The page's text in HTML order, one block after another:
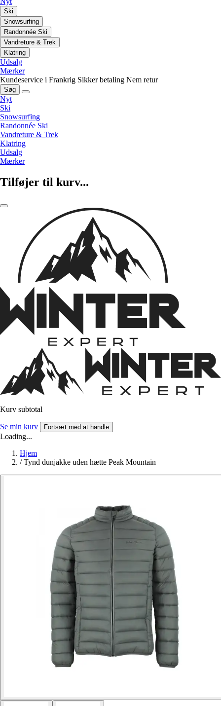
Ski
Snowsurfing
Randonnée Ski
Vandreture & Trek
Klatring
Udsalg
Mærker
Kundeservice i Frankrig Sikker betaling Nem retur
Søg
Nyt
Ski
Snowsurfing
Randonnée Ski
Vandreture & Trek
Klatring
Udsalg
Mærker
Tilføjer til kurv...
Kurv subtotal
Se min kurv Fortsæt med at handle
Loading...
Hjem
/ Tynd dunjakke uden hætte Peak Mountain